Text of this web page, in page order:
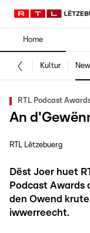
Home
Kultur
RTL Podcast
An
RTL Lëtzebuerg
Dëst Joer huet
Podcast Awards
den Owend
iwwerreecht.